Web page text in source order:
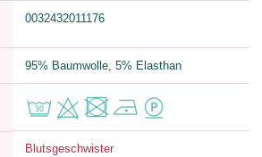
0032432011176
95% Baumwolle, 5% Elasthan
Blutsgeschwister